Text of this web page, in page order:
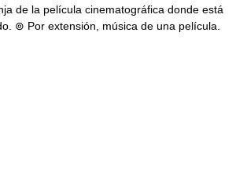
de la película cinematográfica donde está
⊚ Por extensión, música de una película.